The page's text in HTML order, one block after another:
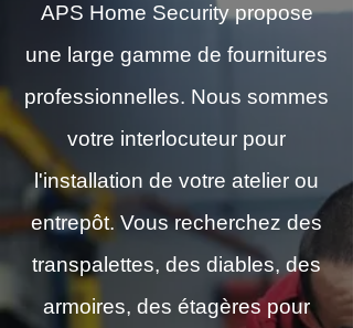
APS Home Security propose
une large gamme de fournitures
professionnelles. Nous sommes
votre interlocuteur pour
l'installation de votre atelier ou
entrepôt. Vous recherchez des
transpalettes, des diables, des
armoires, des étagères pour